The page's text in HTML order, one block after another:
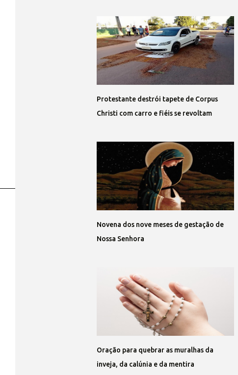
Protestante destrói tapete de Corpus
Christi com carro e fiéis se revoltam
Novena dos nove meses de gestação de
Nossa Senhora
Oração para quebrar as muralhas da
inveja, da calúnia e da mentira